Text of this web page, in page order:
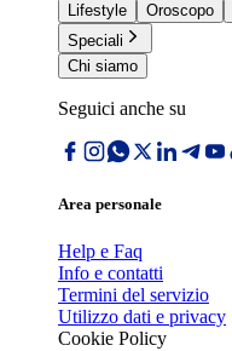
Lifestyle
Oroscopo
Speciali
Chi siamo
Seguici anche su
Area personale
Help e Faq
Info e contatti
Termini del servizio
Utilizzo dati e privacy
Cookie Policy